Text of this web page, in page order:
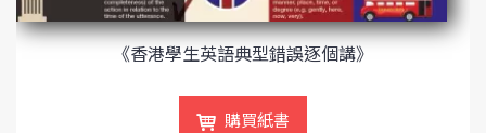
《香港學生英語典型錯誤逐個講》
購買紙書